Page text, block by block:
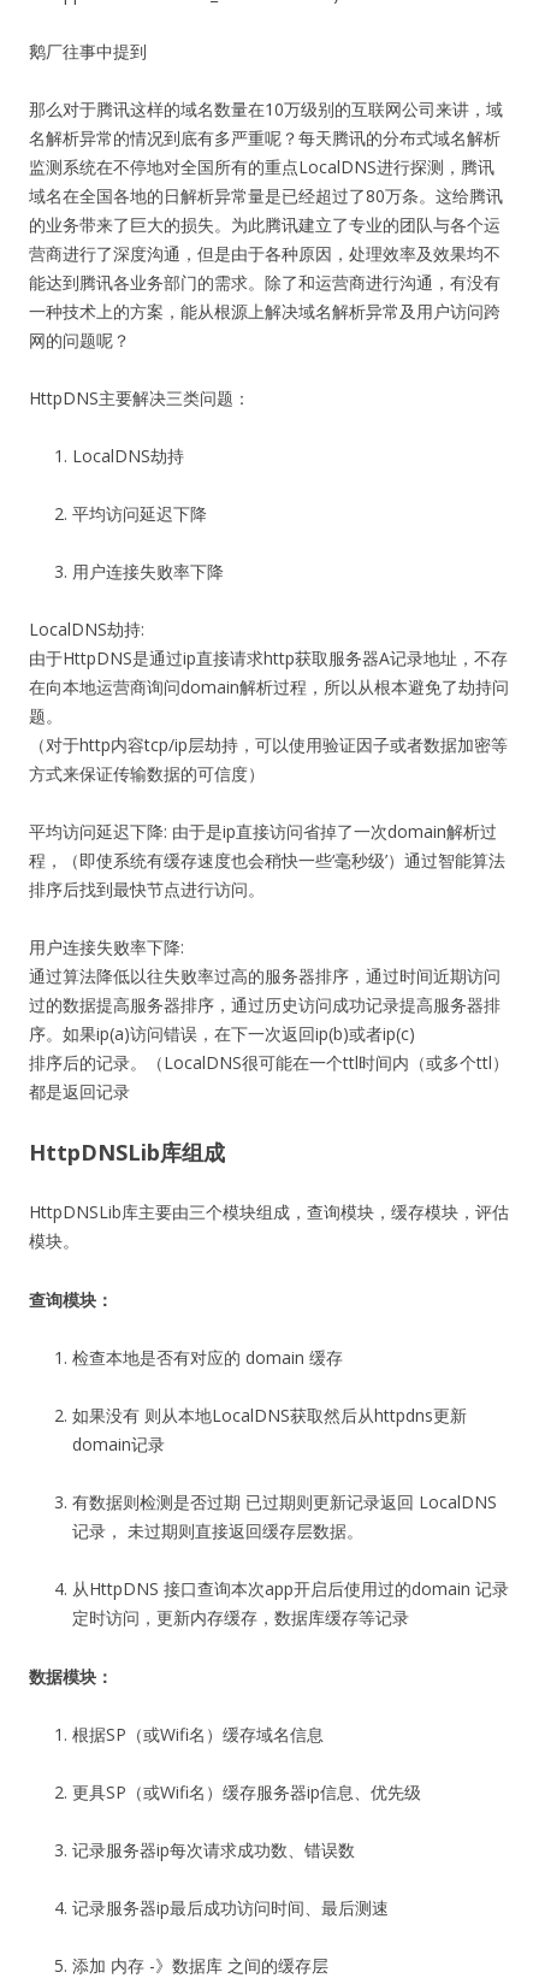
鹅厂往事中提到
那么对于腾讯这样的域名数量在10万级别的互联网公司来讲，域
名解析异常的情况到底有多严重呢？每天腾讯的分布式域名解析
监测系统在不停地对全国所有的重点LocalDNS进行探测，腾讯
域名在全国各地的日解析异常量是已经超过了80万条。这给腾讯
的业务带来了巨大的损失。为此腾讯建立了专业的团队与各个运
营商进行了深度沟通，但是由于各种原因，处理效率及效果均不
能达到腾讯各业务部门的需求。除了和运营商进行沟通，有没有
一种技术上的方案，能从根源上解决域名解析异常及用户访问跨
网的问题呢？
HttpDNS主要解决三类问题：
LocalDNS劫持
平均访问延迟下降
用户连接失败率下降
LocalDNS劫持:
由于HttpDNS是通过ip直接请求http获取服务器A记录地址，不存
在向本地运营商询问domain解析过程，所以从根本避免了劫持问
题。
（对于http内容tcp/ip层劫持，可以使用验证因子或者数据加密等
方式来保证传输数据的可信度）
平均访问延迟下降: 由于是ip直接访问省掉了一次domain解析过
程，（即使系统有缓存速度也会稍快一些‘毫秒级’）通过智能算法
排序后找到最快节点进行访问。
用户连接失败率下降:
通过算法降低以往失败率过高的服务器排序，通过时间近期访问
过的数据提高服务器排序，通过历史访问成功记录提高服务器排
序。如果ip(a)访问错误，在下一次返回ip(b)或者ip(c)
排序后的记录。（LocalDNS很可能在一个ttl时间内（或多个ttl）
都是返回记录
HttpDNSLib库组成
HttpDNSLib库主要由三个模块组成，查询模块，缓存模块，评估
模块。
查询模块：
检查本地是否有对应的 domain 缓存
如果没有 则从本地LocalDNS获取然后从httpdns更新
domain记录
有数据则检测是否过期 已过期则更新记录返回 LocalDNS
记录， 未过期则直接返回缓存层数据。
从HttpDNS 接口查询本次app开启后使用过的domain 记录
定时访问，更新内存缓存，数据库缓存等记录
数据模块：
根据SP（或Wifi名）缓存域名信息
更具SP（或Wifi名）缓存服务器ip信息、优先级
记录服务器ip每次请求成功数、错误数
记录服务器ip最后成功访问时间、最后测速
添加 内存 -》数据库 之间的缓存层